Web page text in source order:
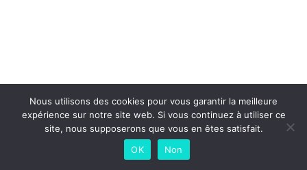
Nous utilisons des cookies pour vous garantir la meilleure
expérience sur notre site web. Si vous continuez à utiliser ce
site, nous supposerons que vous en êtes satisfait.
OK
Non